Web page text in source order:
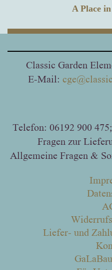
A Place
Classic Garden
E-Mail:
Telefon: 06192 900
Fragen zur
Allgemeine Fragen &
Liefer- und